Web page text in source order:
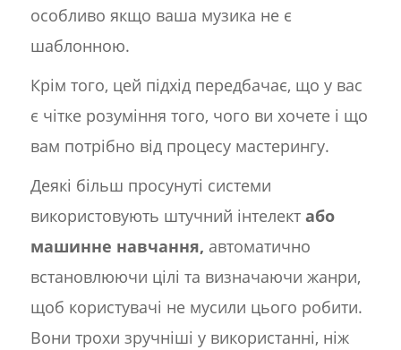
особливо якщо ваша музика не є
шаблонною.
Крім того, цей підхід передбачає, що у вас
є чітке розуміння того, чого ви хочете і що
вам потрібно від процесу мастерингу.
Деякі більш просунуті системи
використовують штучний інтелект або
машинне навчання, автоматично
встановлюючи цілі та визначаючи жанри,
щоб користувачі не мусили цього робити.
Вони трохи зручніші у використанні, ніж